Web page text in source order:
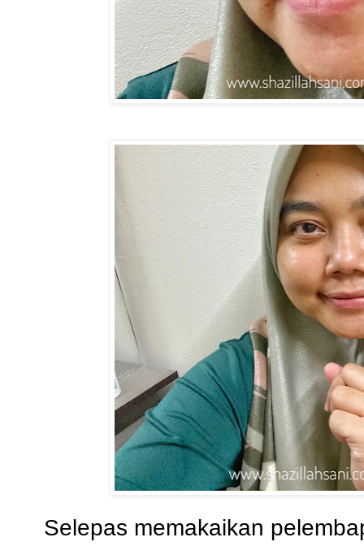
Selepas memakaikan